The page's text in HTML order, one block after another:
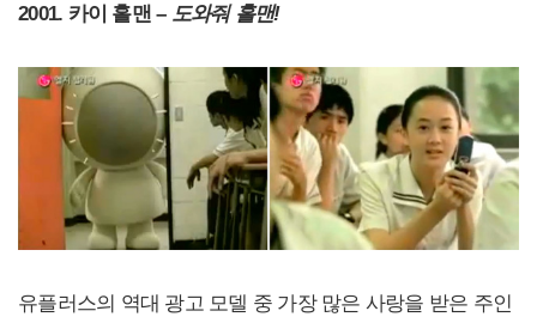
2001. 카이 홀맨 – 도와줘 홀맨!
유플러스의 역대 광고 모델 중 가장 많은 사랑을 받은 주인